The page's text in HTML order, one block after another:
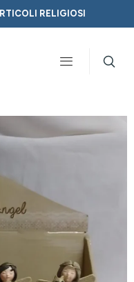
RELIGIOSI